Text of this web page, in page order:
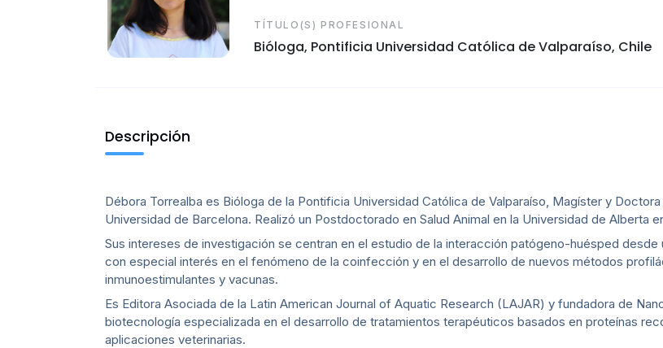
TÍTULO(S) PROFESIONAL
Bióloga, Pontificia Universidad Católica de Valparaíso, Chile
Descripción
Débora Torrealba es Bióloga de la Pontificia Universidad Católica de Valparaíso, Magíster y
Universidad de Barcelona. Realizó un Postdoctorado en Salud Animal en la Universidad de Alberta
Sus intereses de investigación se centran en el estudio de la interacción patógeno-huésped desde
con especial interés en el fenómeno de la coinfección y en el desarrollo de nuevos métodos
inmunoestimulantes y vacunas.
Es Editora Asociada de la Latin American Journal of Aquatic Research (LAJAR) y fundadora de
biotecnología especializada en el desarrollo de tratamientos terapéuticos basados en proteínas
aplicaciones veterinarias.